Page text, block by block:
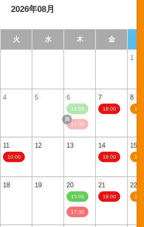
2026年08月
火 水 木 金
1
4 5 6
15:00
17:30
7
18:00
8
11
10:00
12 13 14
18:00
15
18 19 20
15:00
17:30
21
18:00
22